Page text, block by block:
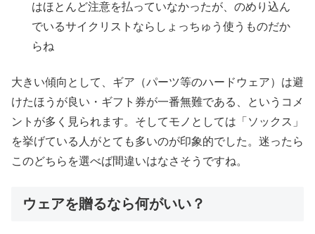
はほとんど注意を払っていなかったが、のめり込ん
でいるサイクリストならしょっちゅう使うものだか
らね
大きい傾向として、ギア（パーツ等のハードウェア）は避
けたほうが良い・ギフト券が一番無難である、というコメ
ントが多く見られます。そしてモノとしては「ソックス」
を挙げている人がとても多いのが印象的でした。迷ったら
このどちらを選べば間違いはなさそうですね。
ウェアを贈るなら何がいい？